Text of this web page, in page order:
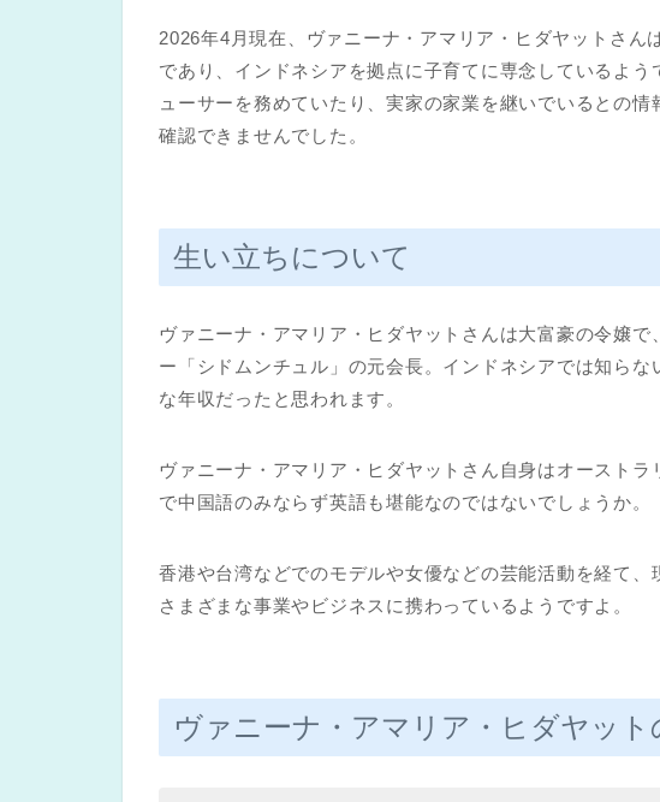
2026年4月現在、ヴァニーナ・アマリア・ヒダヤットさん
であり、インドネシアを拠点に子育てに専念しているよ
ューサーを務めていたり、実家の家業を継いでいるとの
確認できませんでした。
生い立ちについて
ヴァニーナ・アマリア・ヒダヤットさんは大富豪の令嬢
ー「シドムンチュル」の元会長。インドネシアでは知ら
な年収だったと思われます。
ヴァニーナ・アマリア・ヒダヤットさん自身はオースト
で中国語のみならず英語も堪能なのではないでしょうか。
香港や台湾などでのモデルや女優などの芸能活動を経て、
さまざまな事業やビジネスに携わっているようですよ。
ヴァニーナ・アマリア・ヒダヤット